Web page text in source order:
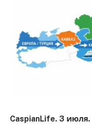
CaspianLife. 3 июля.